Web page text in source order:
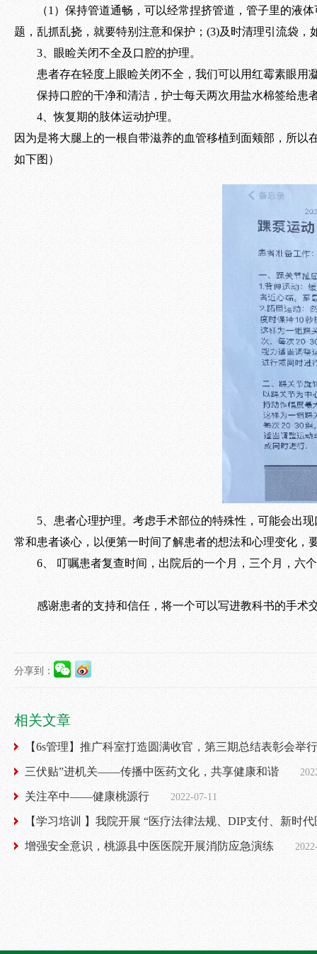
（1）保持管道通畅，可以经常捏挤管道，管子里的液
题，乱抓乱挠，就要特别注意和保护；(3)及时清理引流袋
3、眼睑关闭不全及口腔的护理。
患者存在轻度上眼睑关闭不全，我们可以用红霉素眼用
保持口腔的干净和清洁，护士每天两次用盐水棉签给患
4、恢复期的肢体运动护理。
因为是将大腿上的一根自带滋养的血管移植到面颊部，所
如下图）
5、患者心理护理。考虑手术部位的特殊性，可能会出
常和患者谈心，以便第一时间了解患者的想法和心理变化
6、 叮嘱患者复查时间，出院后的一个月，三个月，六
感谢患者的支持和信任，将一个可以写进教科书的手术
分享到：
相关文章
【6s管理】推广科室打造圆满收官，第三期总结表彰会举行
三伏贴”进机关——传播中医药文化，共享健康和谐
关注卒中——健康桃源行 2022-07-11
【学习培训 】我院开展 “医疗法律法规、DIP支付、新时
增强安全意识，桃源县中医医院开展消防应急演练